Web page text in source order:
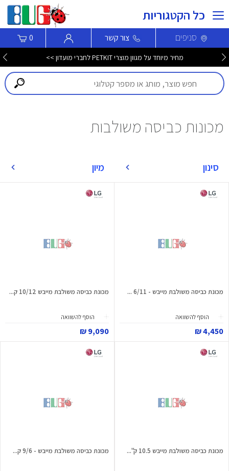
כל הקטגוריות
סניפים צור קשר 0
מחיר מיוחד על מגוון מוצרי PETKIT לחברי מועדון >>
מכונות כביסה משולבות
סינון מיון
מכונת כביסה משולבת מייבש - 6/11 ...
הוסף להשוואה
4,450 ₪
מכונת כביסה משולבת מייבש 10/12 ק...
הוסף להשוואה
9,090 ₪
מכונת כביסה משולבת מייבש 10.5 ק"... מכונת כביסה משולבת מייבש - 9/6 ק...